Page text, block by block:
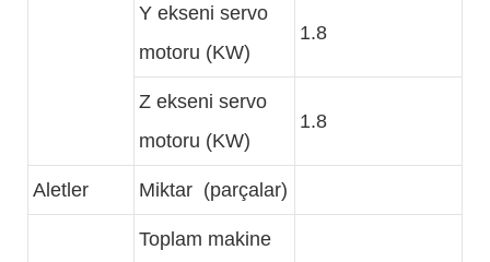
Y ekseni servo
motoru (KW)
1.8
Z ekseni servo
motoru (KW)
1.8
Aletler Miktar (parçalar)
Toplam makine